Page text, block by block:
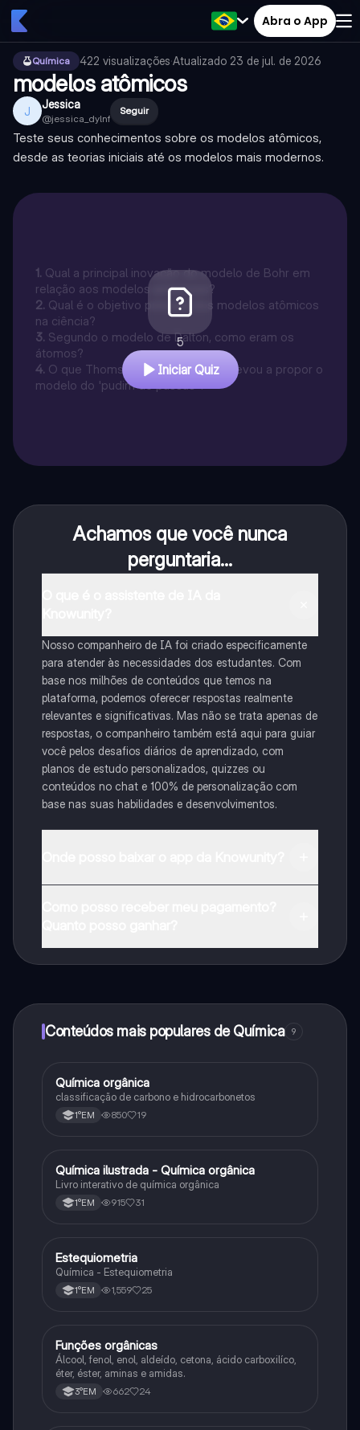
Abra o App
Química 422 visualizações·Atualizado 23 de jul. de 2026
modelos atômicos
J Jessica
@jessica_dylnf
Seguir
Teste seus conhecimentos sobre os modelos atômicos,
desde as teorias iniciais até os modelos mais modernos.
1. Qual a principal inovação do modelo de Bohr em
relação aos modelos anteriores?
2. Qual é o objetivo principal dos modelos atômicos
na ciência?
3. Segundo o modelo de Dalton, como eram os
átomos?
4. O que Thomson descobriu que o levou a propor o
modelo do 'pudim de passas'?
5
Iniciar Quiz
Achamos que você nunca
perguntaria...
Nosso companheiro de IA foi criado especificamente
para atender às necessidades dos estudantes. Com
base nos milhões de conteúdos que temos na
plataforma, podemos oferecer respostas realmente
relevantes e significativas. Mas não se trata apenas de
respostas, o companheiro também está aqui para guiar
você pelos desafios diários de aprendizado, com
planos de estudo personalizados, quizzes ou
conteúdos no chat e 100% de personalização com
base nas suas habilidades e desenvolvimentos.
Conteúdos mais populares de Química 9
Química
Química orgânica
classificação de carbono e hidrocarbonetos
1°EM 850 19
Química
Química ilustrada - Química orgânica
Livro interativo de química orgânica
1°EM 915 31
Química
Estequiometria
Química - Estequiometria
1°EM 1,559 25
Química
Funções orgânicas
Álcool, fenol, enol, aldeído, cetona, ácido carboxilíco,
éter, éster, aminas e amidas.
3°EM 662 24